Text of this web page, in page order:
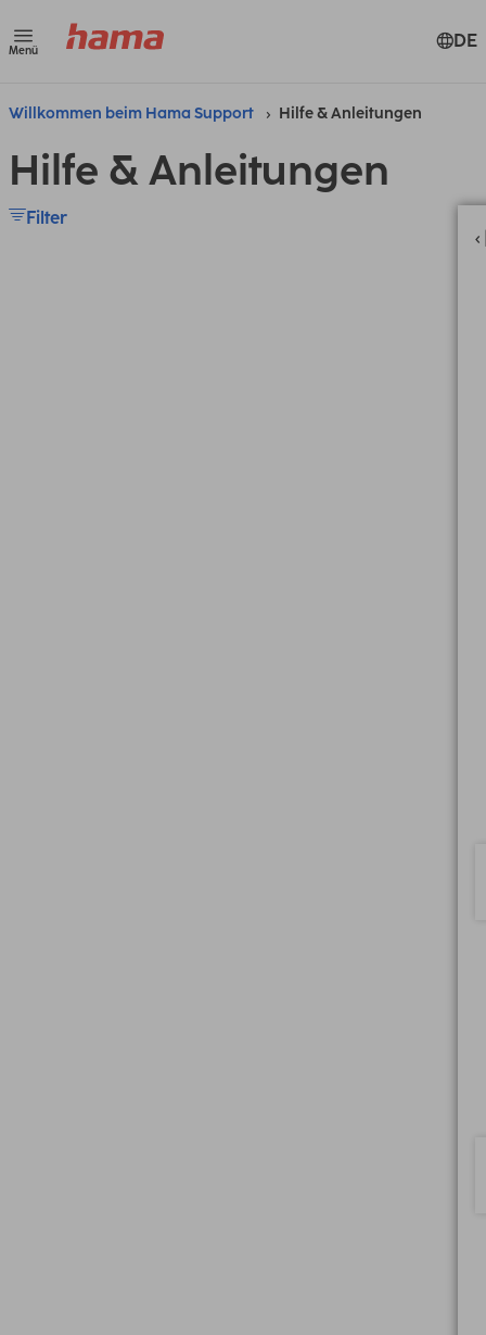
Menü DE
Willkommen beim Hama Support Hilfe & Anleitungen
Hilfe & Anleitungen
Filter